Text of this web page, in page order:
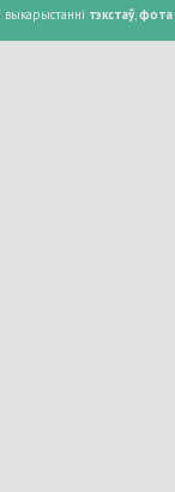
тэкстаў,фота